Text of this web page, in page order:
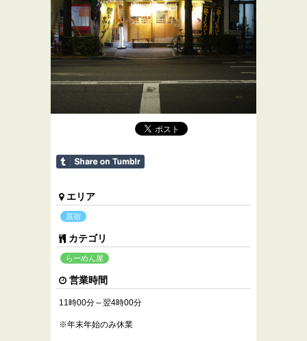
エリア
原宿
カテゴリ
らーめん屋
営業時間
11時00分～翌4時00分
※年末年始のみ休業